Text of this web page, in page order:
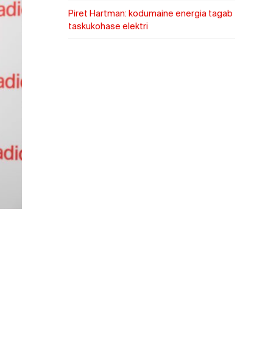
Piret Hartman: kodumaine energia tagab
taskukohase elektri